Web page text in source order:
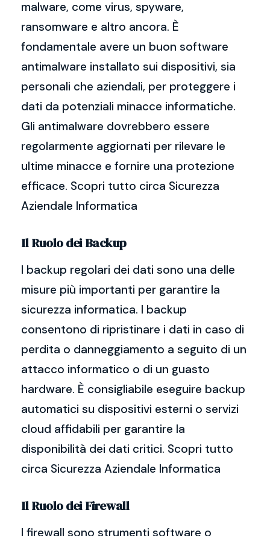
malware, come virus, spyware,
ransomware e altro ancora. È
fondamentale avere un buon software
antimalware installato sui dispositivi, sia
personali che aziendali, per proteggere i
dati da potenziali minacce informatiche.
Gli antimalware dovrebbero essere
regolarmente aggiornati per rilevare le
ultime minacce e fornire una protezione
efficace. Scopri tutto circa Sicurezza
Aziendale Informatica
Il Ruolo dei Backup
I backup regolari dei dati sono una delle
misure più importanti per garantire la
sicurezza informatica. I backup
consentono di ripristinare i dati in caso di
perdita o danneggiamento a seguito di un
attacco informatico o di un guasto
hardware. È consigliabile eseguire backup
automatici su dispositivi esterni o servizi
cloud affidabili per garantire la
disponibilità dei dati critici. Scopri tutto
circa Sicurezza Aziendale Informatica
Il Ruolo dei Firewall
I firewall sono strumenti software o